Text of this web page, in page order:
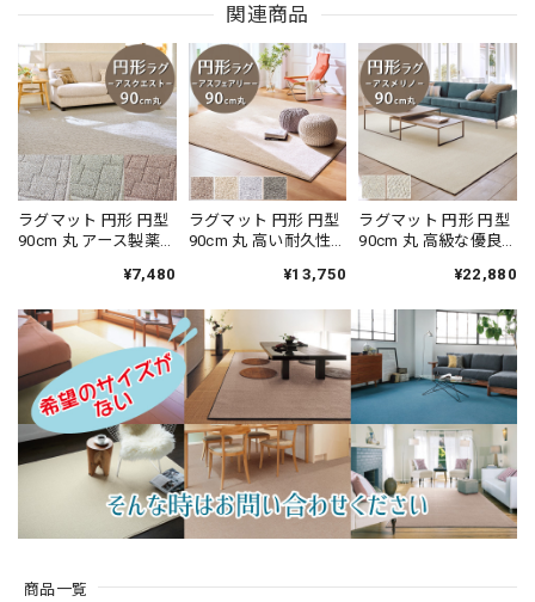
商品一覧
関連商品
ラグマット 円形 円型
90cm 丸 アース製薬
て生まれた防ダニカ
たナチュラルな色合
いとシンプルなデザ
インが魅力 無地調 幾
何学柄 全3色 防炎ラ
ベル付『アスクエス
ト/QST』
¥7,480
ラグマット 円形 円型
90cm 丸 高い耐久性
防汚カーペット！花
すく日々のお手入れ
簡単♪落ち着いたニ
ュアンスカラーのサ
キソニータイプ 無地
全4色 防炎ラベル付
『アスフェアリ
ー/FAY』
¥13,750
ラグマット 円形 円型
90cm 丸 高級な優良
を使用したウール
いの異なる2種類のル
ープタイプ 防炎ラベ
ル付『アスメリ
ノ/MRN』
¥22,880